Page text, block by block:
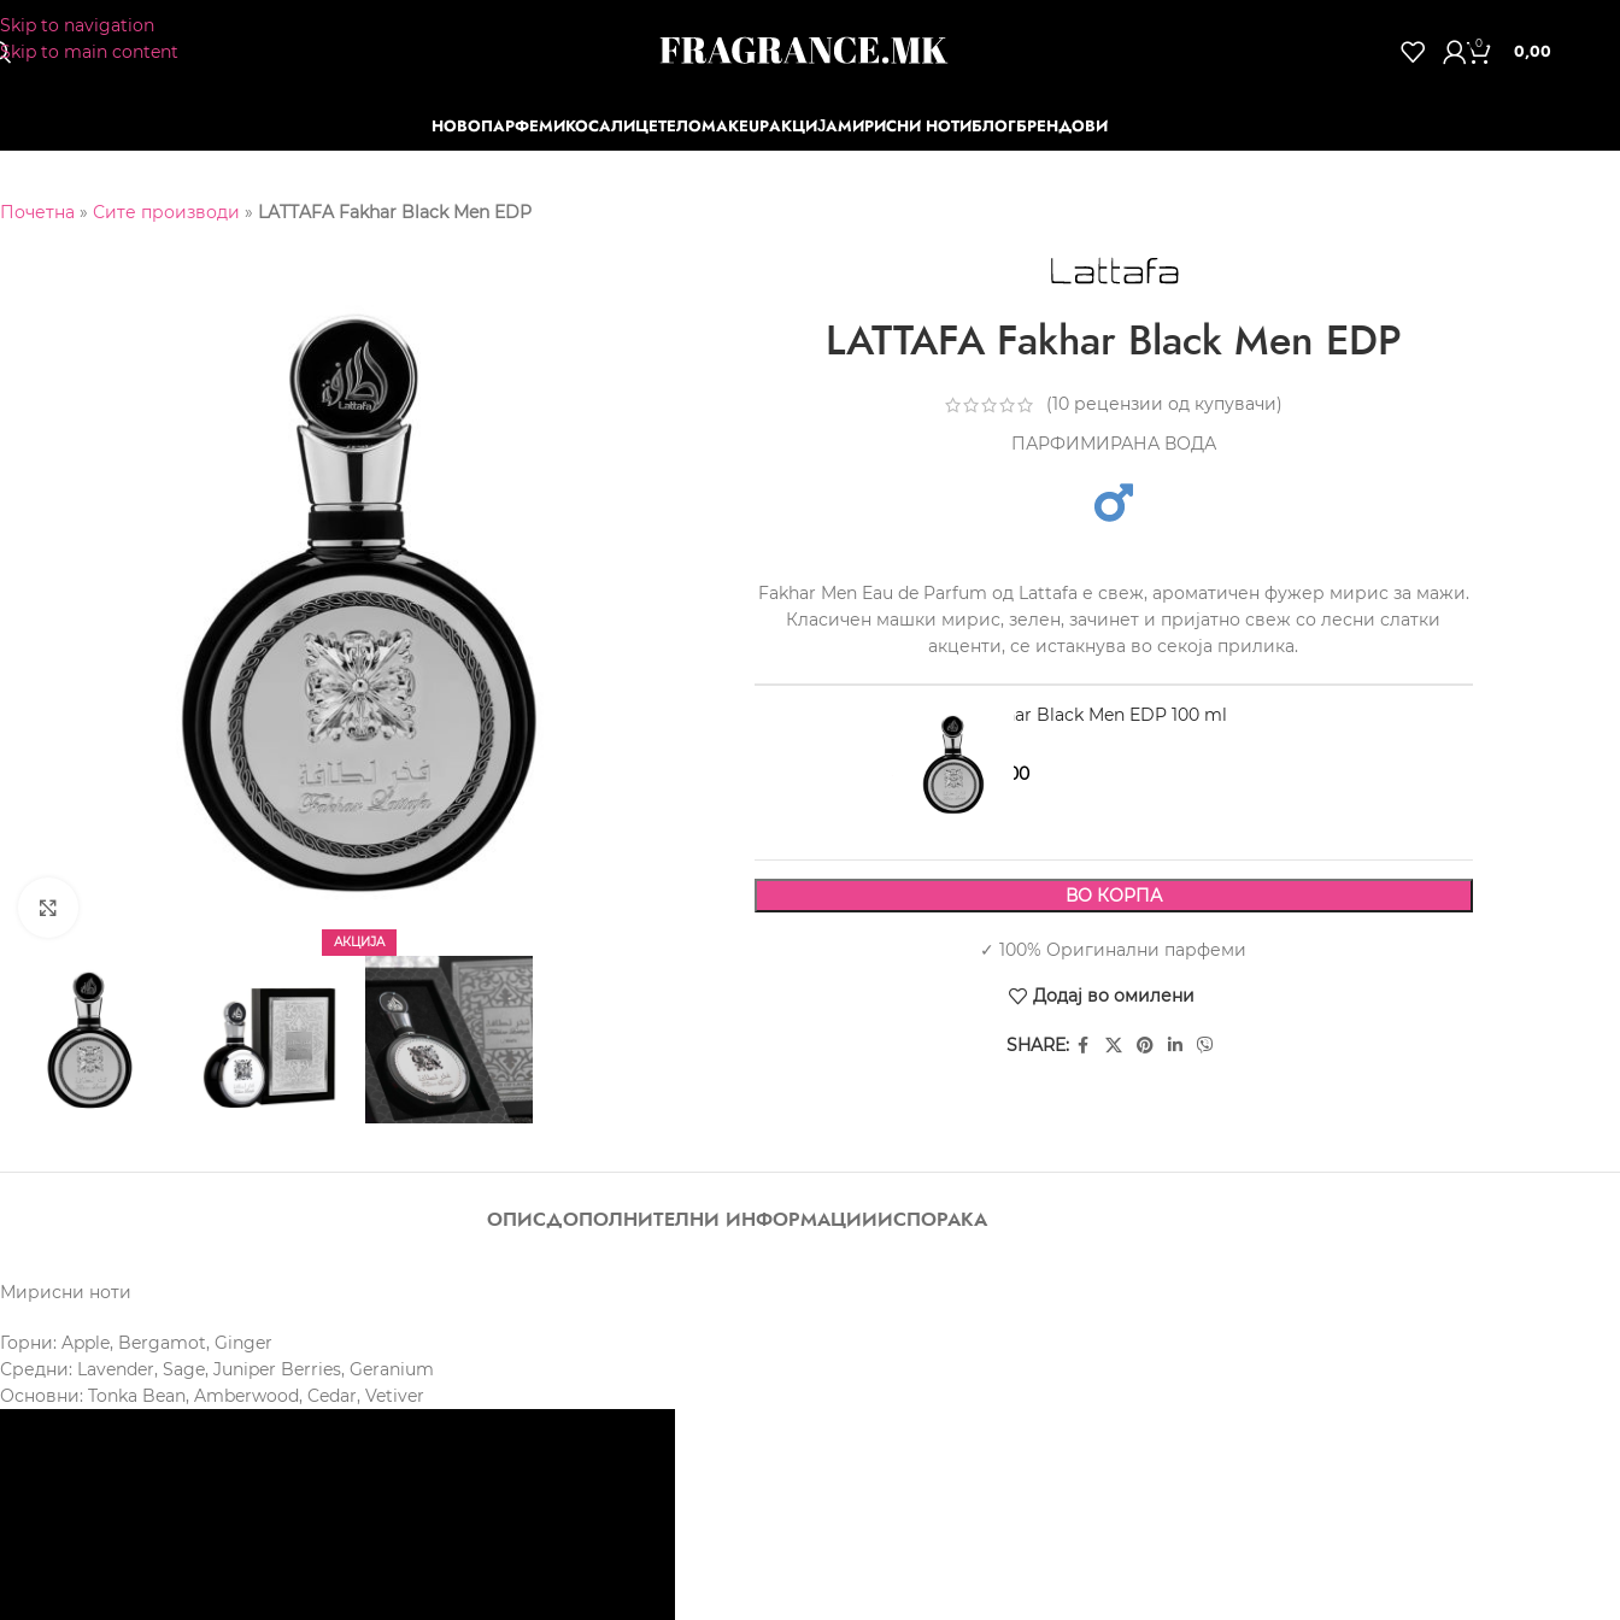
Skip to navigation
Skip to main content
0 0,00
НОВОПАРФЕМИКОСАЛИЦЕТЕЛОMAKEUPАКЦИЈАМИРИСНИ НОТИБЛОГБРЕНДОВИ
Почетна » Сите производи » LATTAFA Fakhar Black Men EDP
АКЦИЈА
LATTAFA Fakhar Black Men EDP
(10рецензии од купувачи)
ПАРФИМИРАНА ВОДА
Fakhar Men Eau de Parfum од Lattafa е свеж, ароматичен фужер мирис за мажи.
Класичен машки мирис, зелен, зачинет и пријатно свеж со лесни слатки
акценти, се истакнува во секоја прилика.
LATTAFA Fakhar Black Men EDP 100 ml
1.930,001.690,00
ВО КОРПА
✓ 100% Оригинални парфеми
Додај во омилени
SHARE:
ОПИСДОПОЛНИТЕЛНИ ИНФОРМАЦИИИСПОРАКА
Мирисни ноти
Горни: Apple, Bergamot, Ginger
Средни: Lavender, Sage, Juniper Berries, Geranium
Основни: Tonka Bean, Amberwood, Cedar, Vetiver